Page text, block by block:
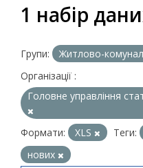
1 набір
Групи:
Житлово-
Організації :
Головне управління
Формати: XLS Теги:
нових